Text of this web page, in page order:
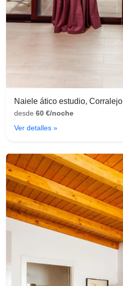
Naiele ático estudio, Corralejo
desde 60 €/noche
Ver detalles »